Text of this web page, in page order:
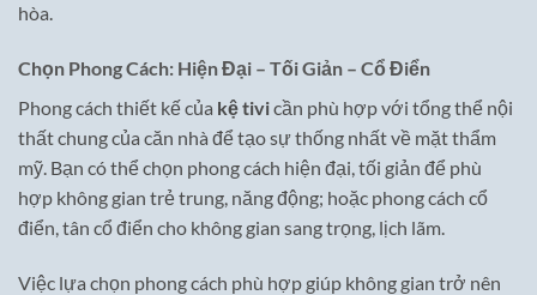
hòa.
Chọn Phong Cách: Hiện Đại – Tối Giản – Cổ Điển
Phong cách thiết kế của kệ tivicần phù hợp với tổng thể nội
thất chung của căn nhà để tạo sự thống nhất về mặt thẩm
mỹ. Bạn có thể chọn phong cách hiện đại, tối giản để phù
hợp không gian trẻ trung, năng động; hoặc phong cách cổ
điển, tân cổ điển cho không gian sang trọng, lịch lãm.
Việc lựa chọn phong cách phù hợp giúp không gian trở nên